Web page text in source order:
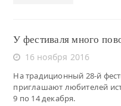
У фестиваля много
16 ноября 2016
На традиционный 28-й
приглашают любителей
9 по 14 декабря.